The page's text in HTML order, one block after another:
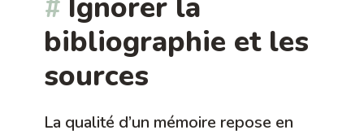
bibliographie et les
sources
La qualité d’un mémoire repose en